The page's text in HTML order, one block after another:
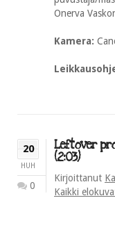
Onerva
Kamera:
20
HUH
0
Leftover
(2:03)
Kirjoittanut
Kaikki